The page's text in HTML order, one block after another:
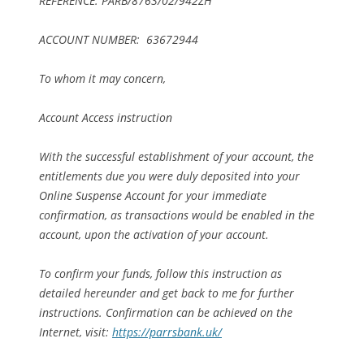
ACCOUNT NUMBER: 63672944
To whom it may concern,
Account Access instruction
With the successful establishment of your account, the
entitlements due you were duly deposited into your
Online Suspense Account for your immediate
confirmation, as transactions would be enabled in the
account, upon the activation of your account.
To confirm your funds, follow this instruction as
detailed hereunder and get back to me for further
instructions. Confirmation can be achieved on the
Internet, visit: https://parrsbank.uk/